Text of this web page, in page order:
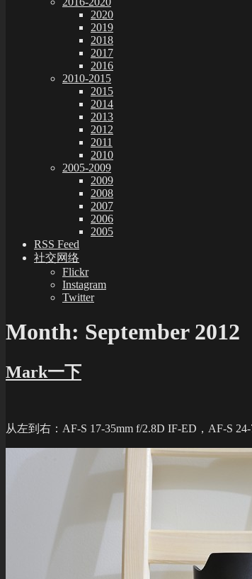
2020
2019
2018
2017
2016
2010-2015
2015
2014
2013
2012
2011
2010
2005-2009
2009
2008
2007
2006
2005
RSS Feed
社交网络
Flickr
Instagram
Twitter
Month: September 2012
Mark一下
从左到右：AF-S 17-35mm f/2.8D IF-ED，AF-S